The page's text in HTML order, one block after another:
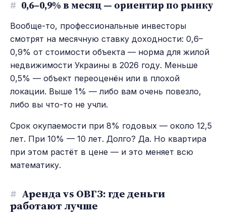
# 0,6–0,9% в месяц — ориентир по рынку
Вообще-то, профессиональные инвесторы
смотрят на месячную ставку доходности: 0,6–
0,9% от стоимости объекта — норма для жилой
недвижимости Украины в 2026 году. Меньше
0,5% — объект переоценён или в плохой
локации. Выше 1% — либо вам очень повезло,
либо вы что-то не учли.
Срок окупаемости при 8% годовых — около 12,5
лет. При 10% — 10 лет. Долго? Да. Но квартира
при этом растёт в цене — и это меняет всю
математику.
# Аренда vs ОВГЗ: где деньги
работают лучше